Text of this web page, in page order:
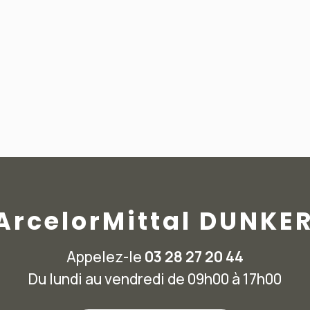
Appelez-le 03 28 27 20 44
Du lundi au vendredi de 09h00 à 17h00